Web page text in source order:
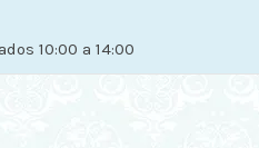
10:00 a 14:00